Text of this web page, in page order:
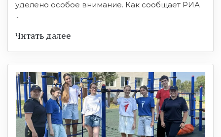
уделено особое внимание. Как сообщает РИА
...
Читать далее